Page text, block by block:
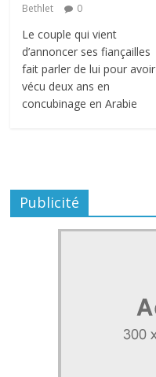
Bethlet
0
Le couple qui vient
d’annoncer ses fiançailles
fait parler de lui pour avoir
vécu deux ans en
concubinage en Arabie
Publicité